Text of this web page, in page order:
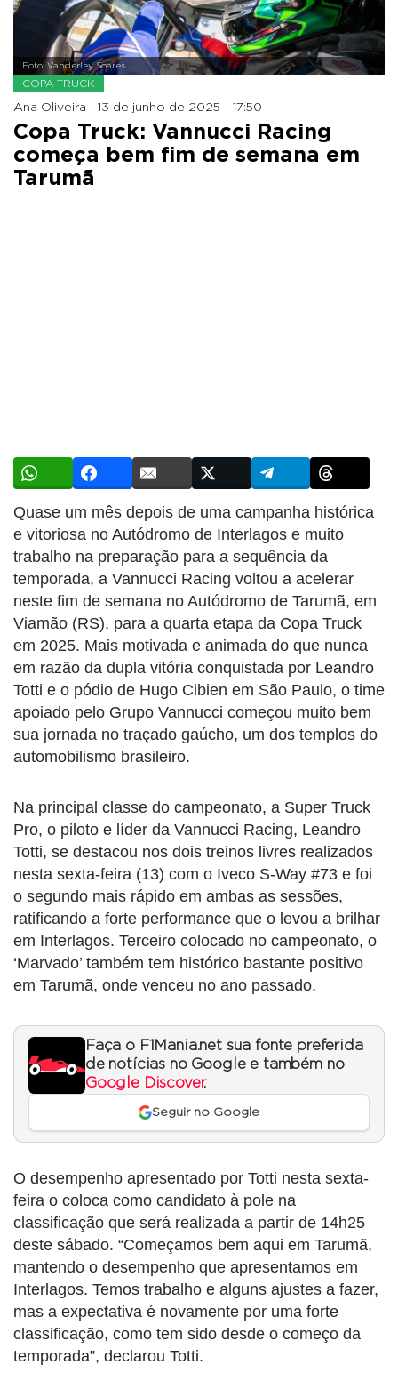
Foto: Vanderley Soares
COPA TRUCK
Ana Oliveira | 13 de junho de 2025 - 17:50
Copa Truck: Vannucci Racing
começa bem fim de semana em
Tarumã
Quase um mês depois de uma campanha histórica
e vitoriosa no Autódromo de Interlagos e muito
trabalho na preparação para a sequência da
temporada, a Vannucci Racing voltou a acelerar
neste fim de semana no Autódromo de Tarumã, em
Viamão (RS), para a quarta etapa da Copa Truck
em 2025. Mais motivada e animada do que nunca
em razão da dupla vitória conquistada por Leandro
Totti e o pódio de Hugo Cibien em São Paulo, o time
apoiado pelo Grupo Vannucci começou muito bem
sua jornada no traçado gaúcho, um dos templos do
automobilismo brasileiro.
Na principal classe do campeonato, a Super Truck
Pro, o piloto e líder da Vannucci Racing, Leandro
Totti, se destacou nos dois treinos livres realizados
nesta sexta-feira (13) com o Iveco S-Way #73 e foi
o segundo mais rápido em ambas as sessões,
ratificando a forte performance que o levou a brilhar
em Interlagos. Terceiro colocado no campeonato, o
‘Marvado’ também tem histórico bastante positivo
em Tarumã, onde venceu no ano passado.
Faça o F1Mania.net sua fonte preferida
de notícias no Google e também no
Google Discover.
Seguir no Google
O desempenho apresentado por Totti nesta sexta-
feira o coloca como candidato à pole na
classificação que será realizada a partir de 14h25
deste sábado. “Começamos bem aqui em Tarumã,
mantendo o desempenho que apresentamos em
Interlagos. Temos trabalho e alguns ajustes a fazer,
mas a expectativa é novamente por uma forte
classificação, como tem sido desde o começo da
temporada”, declarou Totti.